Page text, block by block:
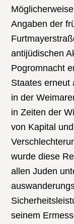
Angaben der
antijüdischen
Pogromnacht
Staates erneut
in der
in Zeiten der
von Kapital
wurde diese
allen Juden
seinem